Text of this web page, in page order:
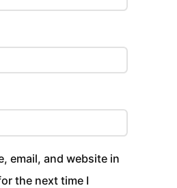
email, and website in
the next time I